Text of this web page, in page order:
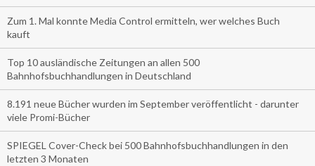
Zum 1. Mal konnte Media Control ermitteln, wer welches Buch
kauft
Top 10 ausländische Zeitungen an allen 500
Bahnhofsbuchhandlungen in Deutschland
8.191 neue Bücher wurden im September veröffentlicht - darunter
viele Promi-Bücher
SPIEGEL Cover-Check bei 500 Bahnhofsbuchhandlungen in den
letzten 3 Monaten